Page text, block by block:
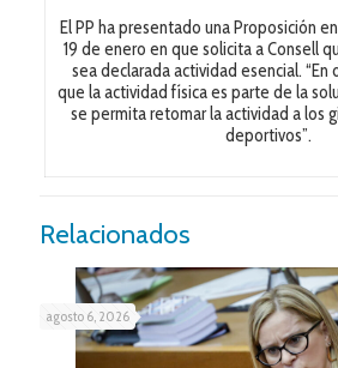
El PP ha presentado una Proposición
19 de enero en que solicita a Consell
sea declarada actividad esencial. “En
que la actividad física es parte de la
se permita retomar la actividad a los
deportivos”.
Relacionados
agosto 6, 2026